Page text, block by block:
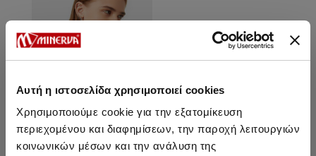
Αυτή η ιστοσελίδα χρησιμοποιεί cookies
Χρησιμοποιούμε cookie για την εξατομίκευση
περιεχομένου και διαφημίσεων, την παροχή λειτουργιών
κοινωνικών μέσων και την ανάλυση της